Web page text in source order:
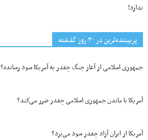
ندارد!
پربیننده‌ترین‌ در ۳۰ روز گذشته
جمهوری اسلامی از آغاز جنگ چقدر به آمریکا سود رسانده؟
آمریکا با ماندن جمهوری اسلامی چقدر ضرر می‌کند؟
آمریکا از ایران آزاد چقدر سود می‌برد؟